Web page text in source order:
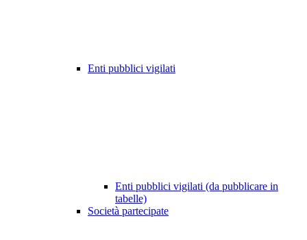
Enti pubblici vigilati
Enti pubblici vigilati (da pubblicare in
tabelle)
Società partecipate